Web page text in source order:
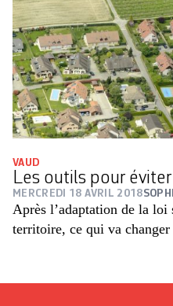
VAUD
Les outils pour
MERCREDI 18 AVRIL 2018
Après l’adaptation de la loi
territoire, ce qui va